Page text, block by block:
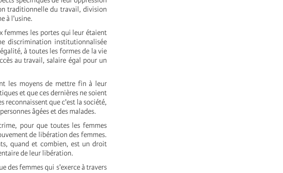
traditionnelle du travail, division
à l'usine.
femmes les portes qui leur étaient
discrimination institutionnalisée
à toutes les formes de la vie
au travail, salaire égal pour un
les moyens de mettre fin à leur
et que ces dernières ne soient
reconnaissent que c'est la société,
âgées et des malades.
pour que toutes les femmes
de libération des femmes.
quand et combien, est un droit
de leur libération.
des femmes qui s'exerce à travers